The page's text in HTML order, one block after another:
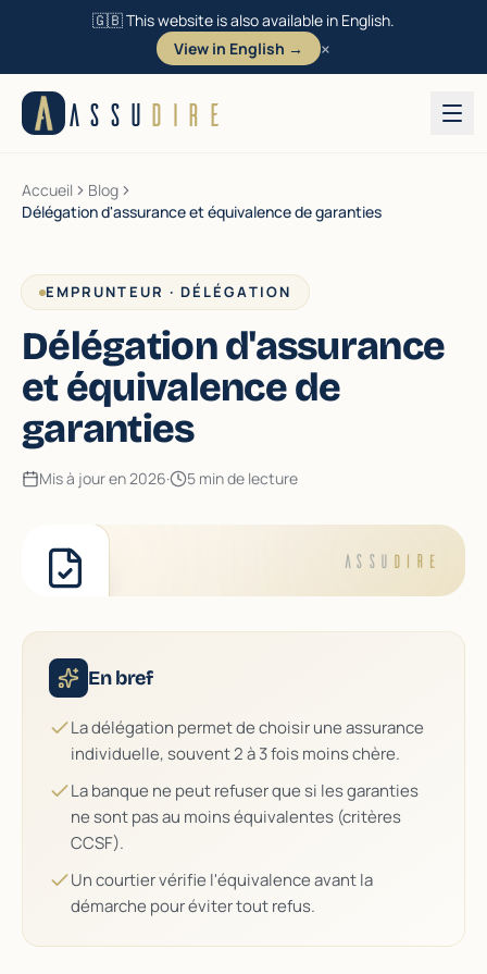
🇬🇧 This website is also available in English.
View in English →
×
Aller au contenu
ASSU DIRE
Accueil
Blog
Délégation d'assurance et équivalence de garanties
EMPRUNTEUR · DÉLÉGATION
Délégation d'assurance
et équivalence de
garanties
Mis à jour en 2026· 5 min de lecture
ASSU DIRE
En bref
La délégation permet de choisir une assurance
individuelle, souvent 2 à 3 fois moins chère.
La banque ne peut refuser que si les garanties
ne sont pas au moins équivalentes (critères
CCSF).
Un courtier vérifie l'équivalence avant la
démarche pour éviter tout refus.